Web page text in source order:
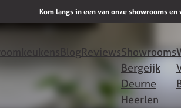
Kom langs in een van onze showrooms en
BlogReviewsShowrooms
Bergeijk
Deurne
Heerlen